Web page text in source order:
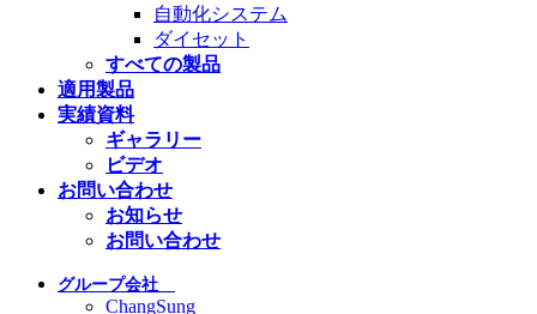
自動化システム
ダイセット
すべての製品
適用製品
実績資料
ギャラリー
ビデオ
お問い合わせ
お知らせ
お問い合わせ
グループ会社
ChangSung